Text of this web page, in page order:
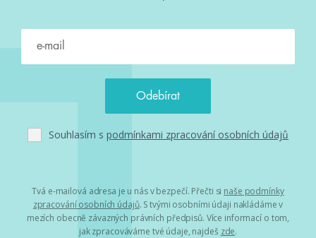
Souhlasím s podmínkami zpracování osobních údajů
Tvá e-mailová adresa je u nás v bezpečí. Přečti si naše podmínky
zpracování osobních údajů. S tvými osobními údaji nakládáme v
mezích obecně závazných právních předpisů. Více informací o tom,
jak zpracováváme tvé údaje, najdeš zde.